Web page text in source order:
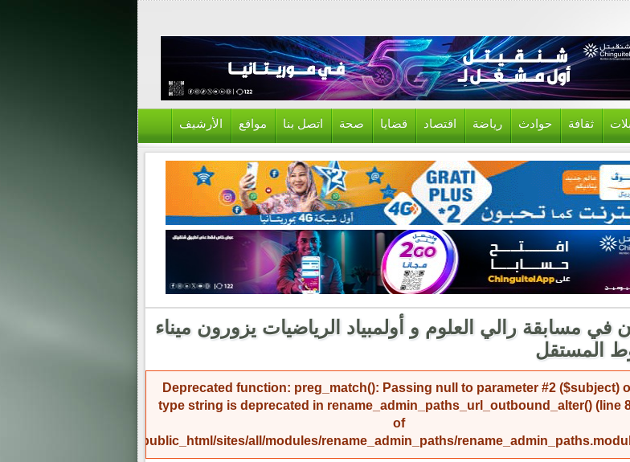
ثقافة حوادث رياضة اقتصاد قضايا صحة اتصل بنا مواقع الأرشيف
في مسابقة رالي العلوم و أولمبياد الرياضيات يزورون ميناء
المستقل
الخطأ Deprecated function: preg_match(): Passing null to parameter #2 ($subject)
type string is deprecated in rename_admin_paths_url_outbound_alter() (line
of
/home/amicinf1/public_html/sites/all/modules/rename_admin_paths/